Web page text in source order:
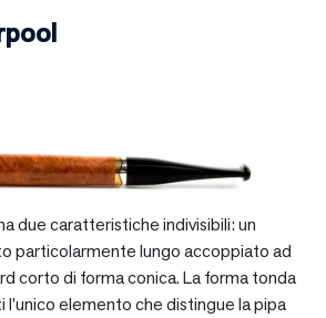
due caratteristiche indivisibili: un
particolarmente lungo accoppiato ad
corto di forma conica. La forma tonda
elemento che distingue la pipa